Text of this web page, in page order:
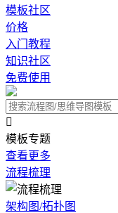
模板社区
价格
入门教程
知识社区
免费使用

模板专题
查看更多
流程梳理
架构图/拓扑图